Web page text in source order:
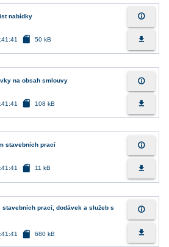
nabídky
sd_card 50 kB
info_outline
file_download
na obsah smlouvy
sd_card 108 kB
info_outline
file_download
stavebních prací
sd_card 11 kB
info_outline
file_download
stavebních prací, dodávek a služeb s
sd_card 680 kB
info_outline
file_download